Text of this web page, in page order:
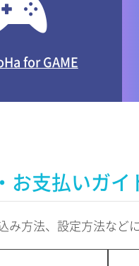
for GAME
お支払いガイ
み方法、設定方法など